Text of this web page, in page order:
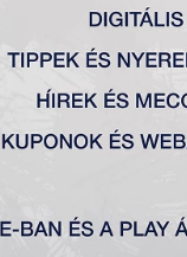
4.